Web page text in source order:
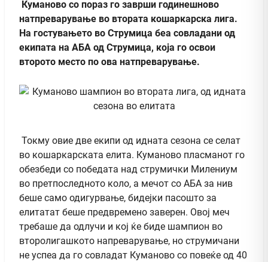
Куманово со пораз го заврши годинешново
натпреварување во втората кошаркaрска лига.
На гостувањето во Струмица беа совладани од
екипата на АБА од Струмица, која го освои
второто место по ова натпреварување.
Токму овие две екипи од идната сезона се селат
во кошаркарската елита. Куманово пласманот го
обезбеди со победата над струмички Милениум
во претпоследното коло, а мечот со АБА за нив
беше само одигурвање, бидејки пасошто за
елитатат беше предвремено заверен. Овој меч
требаше да одлучи и кој ќе биде шампион во
второлигашкото напреварување, но струмичани
не успеа да го совладат Куманово со повеќе од 40